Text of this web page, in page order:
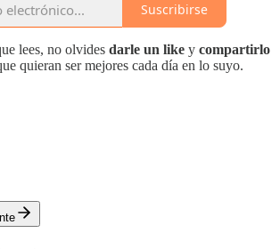
Suscribirse
lees, no olvides darle un like y compartirlo
quieran ser mejores cada día en lo suyo.